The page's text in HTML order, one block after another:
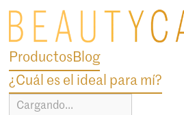
ProductosBlog
Cargando...
¿Cuál es el ideal para mí?